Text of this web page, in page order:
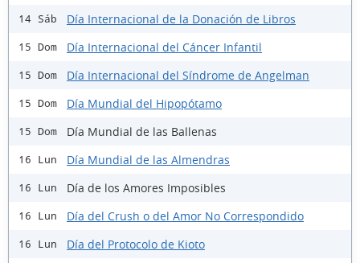
14 Sáb Día Internacional de la Donación de Libros
15 Dom Día Internacional del Cáncer Infantil
15 Dom Día Internacional del Síndrome de Angelman
15 Dom Día Mundial del Hipopótamo
15 Dom Día Mundial de las Ballenas
16 Lun Día Mundial de las Almendras
16 Lun Día de los Amores Imposibles
16 Lun Día del Crush o del Amor No Correspondido
16 Lun Día del Protocolo de Kioto